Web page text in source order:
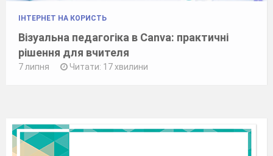
ІНТЕРНЕТ НА КОРИСТЬ
Візуальна педагогіка в Canva: практичні
рішення для вчителя
7 липня Читати: 17 хвилини